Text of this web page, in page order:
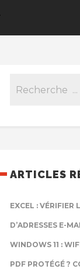
ARTICLES
EXCEL : VÉRIFIER
D’ADRESSES E-
WINDOWS 11 :
PDF PROTÉGÉ ?